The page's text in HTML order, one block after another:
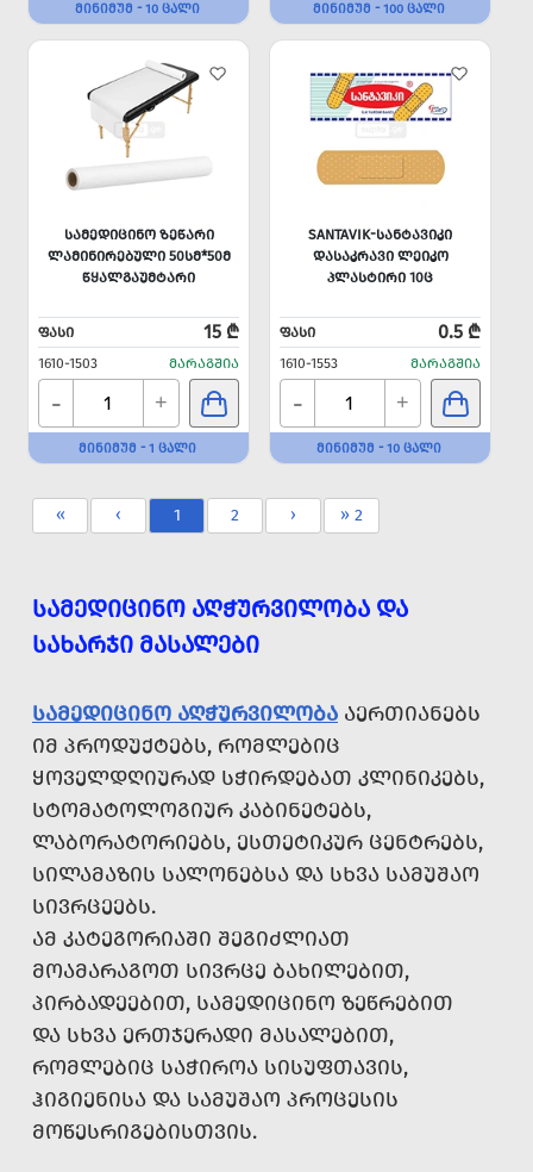
ᲛᲘᲜᲘᲛᲣᲛ - 10 ᲪᲐᲚᲘ ᲛᲘᲜᲘᲛᲣᲛ - 100 ᲪᲐᲚᲘ
ᲡᲐᲛᲔᲓᲘᲪᲘᲜᲝ ᲖᲔᲬᲐᲠᲘ
ᲚᲐᲛᲘᲜᲘᲠᲔᲑᲣᲚᲘ 50ᲡᲛ*50Მ
ᲬᲧᲐᲚᲒᲐᲣᲛᲢᲐᲠᲘ
ᲤᲐᲡᲘ 15 ₾
1610-1503 ᲛᲐᲠᲐᲒᲨᲘᲐ
- +
ᲛᲘᲜᲘᲛᲣᲛ - 1 ᲪᲐᲚᲘ
SANTAVIK-ᲡᲐᲜᲢᲐᲕᲘᲙᲘ
ᲓᲐᲡᲐᲙᲠᲐᲕᲘ ᲚᲔᲘᲙᲝ
ᲞᲚᲐᲡᲢᲘᲠᲘ 10Ც
ᲤᲐᲡᲘ 0.5 ₾
1610-1553 ᲛᲐᲠᲐᲒᲨᲘᲐ
- +
ᲛᲘᲜᲘᲛᲣᲛ - 10 ᲪᲐᲚᲘ
« ‹ 1 2 › » 2
ᲡᲐᲛᲔᲓᲘᲪᲘᲜᲝ ᲐᲦᲭᲣᲠᲕᲘᲚᲝᲑᲐ ᲓᲐ
ᲡᲐᲮᲐᲠᲯᲘ ᲛᲐᲡᲐᲚᲔᲑᲘ
ᲡᲐᲛᲔᲓᲘᲪᲘᲜᲝ ᲐᲦᲭᲣᲠᲕᲘᲚᲝᲑᲐ ᲐᲔᲠᲗᲘᲐᲜᲔᲑᲡ
ᲘᲛ ᲞᲠᲝᲓᲣᲥᲢᲔᲑᲡ, ᲠᲝᲛᲚᲔᲑᲘᲪ
ᲧᲝᲕᲔᲚᲓᲦᲘᲣᲠᲐᲓ ᲡᲭᲘᲠᲓᲔᲑᲐᲗ ᲙᲚᲘᲜᲘᲙᲔᲑᲡ,
ᲡᲢᲝᲛᲐᲢᲝᲚᲝᲒᲘᲣᲠ ᲙᲐᲑᲘᲜᲔᲢᲔᲑᲡ,
ᲚᲐᲑᲝᲠᲐᲢᲝᲠᲘᲔᲑᲡ, ᲔᲡᲗᲔᲢᲘᲙᲣᲠ ᲪᲔᲜᲢᲠᲔᲑᲡ,
ᲡᲘᲚᲐᲛᲐᲖᲘᲡ ᲡᲐᲚᲝᲜᲔᲑᲡᲐ ᲓᲐ ᲡᲮᲕᲐ ᲡᲐᲛᲣᲨᲐᲝ
ᲡᲘᲕᲠᲪᲔᲔᲑᲡ.
ᲐᲛ ᲙᲐᲢᲔᲒᲝᲠᲘᲐᲨᲘ ᲨᲔᲒᲘᲫᲚᲘᲐᲗ
ᲛᲝᲐᲛᲐᲠᲐᲒᲝᲗ ᲡᲘᲕᲠᲪᲔ ᲑᲐᲮᲘᲚᲔᲑᲘᲗ,
ᲞᲘᲠᲑᲐᲓᲔᲔᲑᲘᲗ, ᲡᲐᲛᲔᲓᲘᲪᲘᲜᲝ ᲖᲔᲬᲠᲔᲑᲘᲗ
ᲓᲐ ᲡᲮᲕᲐ ᲔᲠᲗᲯᲔᲠᲐᲓᲘ ᲛᲐᲡᲐᲚᲔᲑᲘᲗ,
ᲠᲝᲛᲚᲔᲑᲘᲪ ᲡᲐᲭᲘᲠᲝᲐ ᲡᲘᲡᲣᲤᲗᲐᲕᲘᲡ,
ᲰᲘᲒᲘᲔᲜᲘᲡᲐ ᲓᲐ ᲡᲐᲛᲣᲨᲐᲝ ᲞᲠᲝᲪᲔᲡᲘᲡ
ᲛᲝᲬᲔᲡᲠᲘᲒᲔᲑᲘᲡᲗᲕᲘᲡ.